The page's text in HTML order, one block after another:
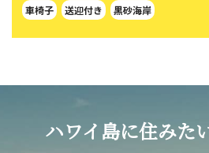
車椅子
送迎付き 黒砂海岸
ハワイ島に住みたい